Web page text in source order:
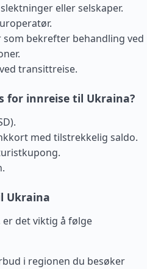
eller selskaper.
bekrefter behandling ved
transittreise.
for innreise til Ukraina?
med tilstrekkelig saldo.
Ukraina
det viktig å følge
i regionen du besøker